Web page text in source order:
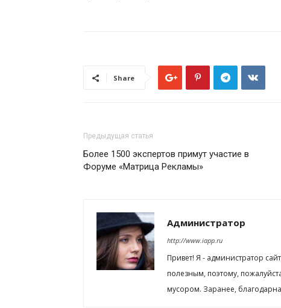
Share
Предыдущая статья
Более 1500 экспертов примут участие в
Форуме «Матрица Рекламы»
Администратор
http://www.iapp.ru
Привет! Я - администратор
полезным, поэтому,
мусором. Заранее,